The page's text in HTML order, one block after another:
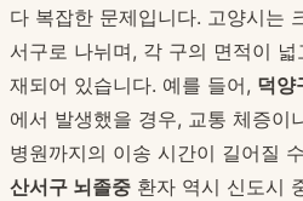
다 복잡한 문제입니다. 고양시는
서구로 나뉘며, 각 구의 면적이
재되어 있습니다. 예를 들어, 덕양
에서 발생했을 경우, 교통 체증이
병원까지의 이송 시간이 길어질
산서구 뇌졸중 환자 역시 신도시